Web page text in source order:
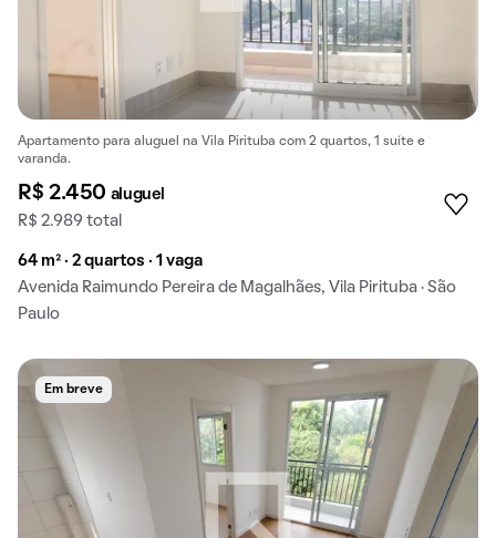
Apartamento para aluguel na Vila Pirituba com 2 quartos, 1 suíte e
varanda.
R$ 2.450 aluguel
R$ 2.989 total
64 m² · 2 quartos · 1 vaga
Avenida Raimundo Pereira de Magalhães, Vila Pirituba · São
Paulo
Em breve